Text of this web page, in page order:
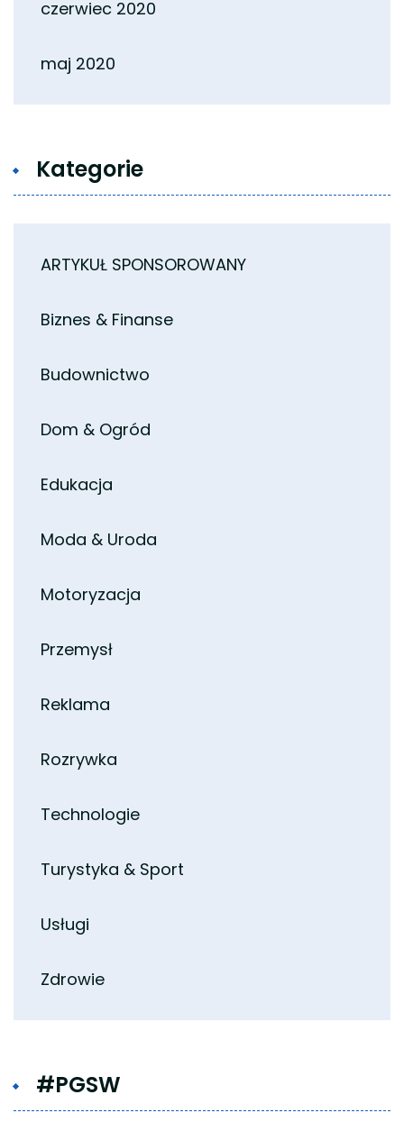
czerwiec 2020
maj 2020
Kategorie
ARTYKUŁ SPONSOROWANY
Biznes & Finanse
Budownictwo
Dom & Ogród
Edukacja
Moda & Uroda
Motoryzacja
Przemysł
Reklama
Rozrywka
Technologie
Turystyka & Sport
Usługi
Zdrowie
#PGSW